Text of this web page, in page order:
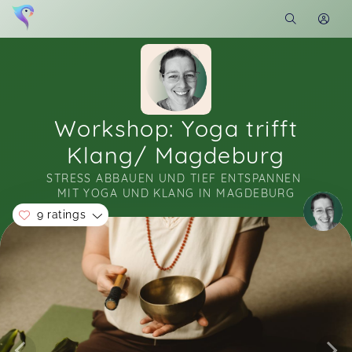
Workshop: Yoga trifft
Klang/ Magdeburg
STRESS ABBAUEN UND TIEF ENTSPANNEN
MIT YOGA UND KLANG IN MAGDEBURG
Soon you will learn more about me here...
9 ratings
Liebe Steffi, danke für die wertvolle,
gemeinsame wie auch achtsame Zeit. Liebe
Grüße Angela
Dec 04